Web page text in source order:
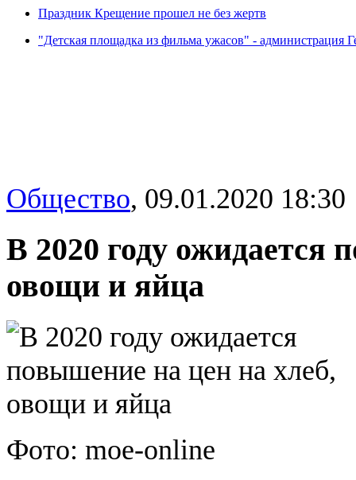
Праздник Крещение прошел не без жертв
"Детская площадка из фильма ужасов" - администрация
Общество, 09.01.2020 18:30
В 2020 году ожидается
овощи и яйца
Фото: moe-online